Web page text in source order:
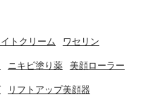
トクリーム ワセリン
ニキビ塗り薬 美顔ローラー
リフトアップ美顔器